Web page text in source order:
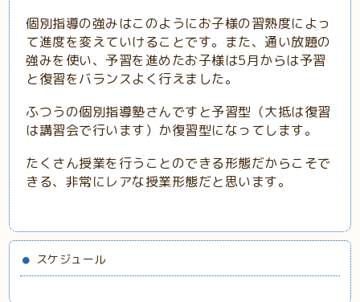
個別指導の強みはこのようにお子様の習熟度によっ
て進度を変えていけることです。また、通い放題の
強みを使い、予習を進めたお子様は5月からは予習
と復習をバランスよく行えました。
ふつうの個別指導塾さんですと予習型（大抵は復習
は講習会で行います）か復習型になってします。
たくさん授業を行うことのできる形態だからこそで
きる、非常にレアな授業形態だと思います。
スケジュール